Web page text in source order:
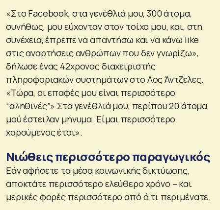
«Στο Facebook, στα γενέθλιά μου, 300 άτομα,
συνήθως, μου εύχονταν στον τοίχο μου, και, στη
συνέχεια, έπρεπε να απαντήσω και να κάνω like
στις αναρτήσεις ανθρώπων που δεν γνωρίζω»,
δήλωσε ένας 42χρονος διαχειριστής
πληροφοριακών συστημάτων στο Λος Άντζελες.
«Τώρα, οι επαφές μου είναι περισσότερο
“αληθινές”» Στα γενέθλιά μου, περίπου 20 άτομα
μού έστειλαν μήνυμα. Είμαι περισσότερο
χαρούμενος έτσι».
Νιώθεις περισσότερο παραγωγικός
Εάν αφήσετε τα μέσα κοινωνικής δικτύωσης,
αποκτάτε περισσότερο ελεύθερο χρόνο – και
μερικές φορές περισσότερο από ό,τι περιμένατε.